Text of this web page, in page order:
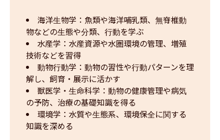
海洋生物学：魚類や海洋哺乳類、無脊椎動
物などの生態や分類、行動を学ぶ
水産学：水産資源や水圏環境の管理、増殖
技術などを習得
動物行動学：動物の習性や行動パターンを理
解し、飼育・展示に活かす
獣医学・生命科学：動物の健康管理や病気
の予防、治療の基礎知識を得る
環境学：水質や生態系、環境保全に関する
知識を深める